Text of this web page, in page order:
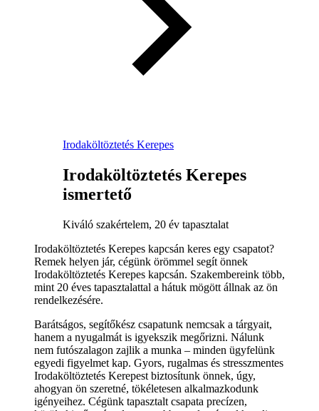
Irodaköltöztetés Kerepes
Irodaköltöztetés Kerepes
ismertető
Kiváló szakértelem, 20 év tapasztalat
Irodaköltöztetés Kerepes kapcsán keres egy csapatot?
Remek helyen jár, cégünk örömmel segít önnek
Irodaköltöztetés Kerepes kapcsán. Szakembereink több,
mint 20 éves tapasztalattal a hátuk mögött állnak az ön
rendelkezésére.
Barátságos, segítőkész csapatunk nemcsak a tárgyait,
hanem a nyugalmát is igyekszik megőrizni. Nálunk
nem futószalagon zajlik a munka – minden ügyfelünk
egyedi figyelmet kap. Gyors, rugalmas és stresszmentes
Irodaköltöztetés Kerepest biztosítunk önnek, úgy,
ahogyan ön szeretné, tökéletesen alkalmazkodunk
igényeihez. Cégünk tapasztalt csapata precízen,